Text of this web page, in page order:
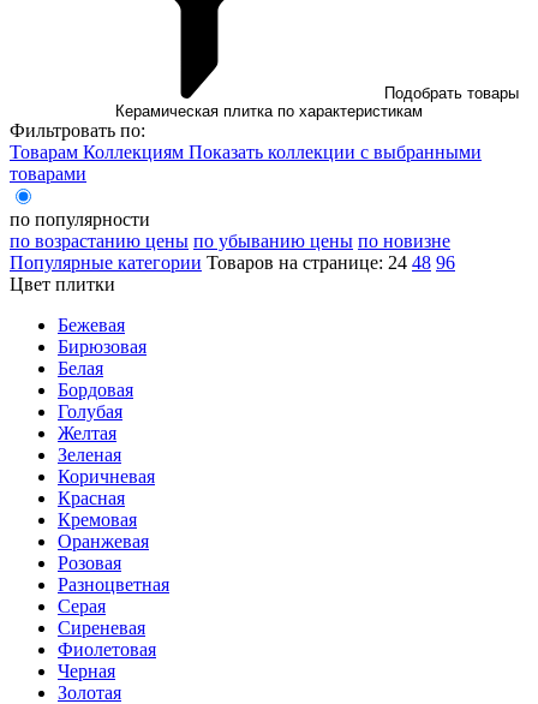
Керамическая плитка по характеристикам
Фильтровать по:
Товарам Коллекциям Показать коллекции с выбранными
товарами
по популярности
по возрастанию цены по убыванию цены по новизне
Популярные категории Товаров на странице: 24 48 96
Цвет плитки
Бежевая
Бирюзовая
Белая
Бордовая
Голубая
Желтая
Зеленая
Коричневая
Красная
Кремовая
Оранжевая
Розовая
Разноцветная
Серая
Сиреневая
Фиолетовая
Черная
Золотая